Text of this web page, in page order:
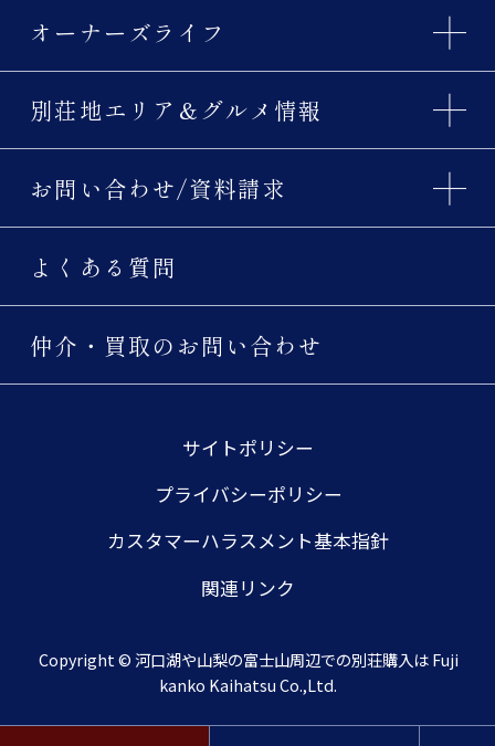
オーナーズライフ
別荘地エリア＆グルメ情報
お問い合わせ/資料請求
よくある質問
仲介・買取のお問い合わせ
サイトポリシー
プライバシーポリシー
カスタマーハラスメント基本指針
関連リンク
Copyright © 河口湖や山梨の富士山周辺での別荘購入は Fuji
kanko Kaihatsu Co.,Ltd.